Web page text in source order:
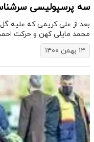
سه پرسپولیسی
بعد از علی کریمی که علیه
محمد مایلی کهن و حرکت
۱۴ بهمن ۱۴۰۰